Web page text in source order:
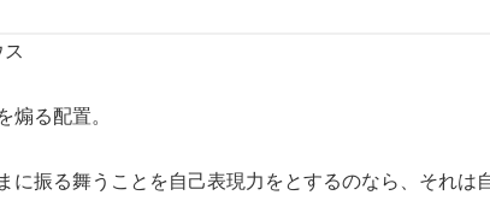
煽る配置。
に振る舞うことを自己表現力をとするのなら、それ